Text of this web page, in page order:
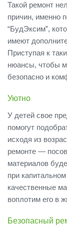
Такой ремонт
причин, именно
“БудЭксим”,
имеют
Приступая к
нюансы, чтобы
безопасно и
Уютно
У детей свое
помогут
исходя из
ремонте —
материалов
при
качественные
воплотим его в
Безопасный